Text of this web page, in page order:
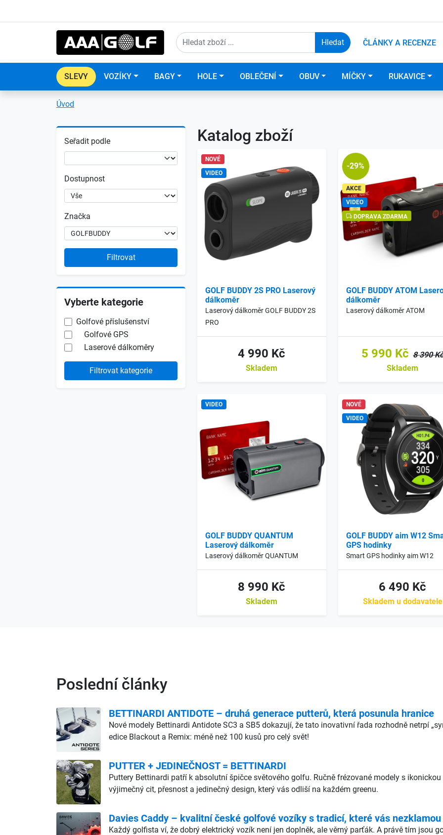
ČLÁNKY A RECENZE
SLEVY VOZÍKY BAGY HOLE OBLEČENÍ OBUV MÍČKY RUKAVICE
Úvod
Seřadit podle
Dostupnost
Značka
Filtrovat
Vyberte kategorie
Golfové příslušenství
Golfové GPS
Laserové dálkoměry
Filtrovat kategorie
Katalog zboží
NOVÉ
VIDEO
GOLF BUDDY 2S PRO Laserový
dálkoměr
Laserový dálkoměr GOLF BUDDY 2S
PRO
4 990 Kč
Skladem
-29%
AKCE
VIDEO
DOPRAVA ZDARMA
GOLF BUDDY ATOM
dálkoměr
Laserový dálkoměr ATOM
5 990 Kč 8 390
Skladem
VIDEO
GOLF BUDDY QUANTUM
Laserový dálkoměr
Laserový dálkoměr QUANTUM
8 990 Kč
Skladem
NOVÉ
VIDEO
GOLF BUDDY aim W12
GPS hodinky
Smart GPS hodinky aim W12
6 490 Kč
Skladem u dodavatele
Poslední články
BETTINARDI ANTIDOTE – druhá generace putterů, která posunula hranice
Nové modely Bettinardi Antidote SC3 a SB5 dokazují, že tato inovativní řada rozhodně netrpí
edice Blackout a Remix: méně než 100 kusů pro celý svět!
PUTTER + JEDINEČNOST = BETTINARDI
Puttery Bettinardi patří k absolutní špičce světového golfu. Ručně frézované modely s
výjimečný cit, přesnost a jedinečný design, který vás odliší na každém greenu.
Davies Caddy – kvalitní české golfové vozíky s tradicí, které vás nezklamou
Každý golfista ví, že dobrý elektrický vozík není jen doplněk, ale věrný parťák. A právě tím jsou